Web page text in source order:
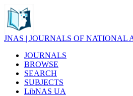
JNAS | JOURNALS OF NATIONAL
JOURNALS
BROWSE
SEARCH
SUBJECTS
LibNAS UA